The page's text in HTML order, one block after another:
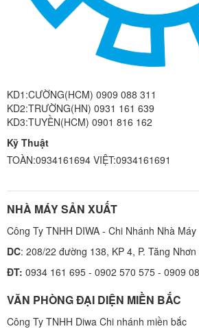
KD1:CƯỜNG(HCM) 0909 088 311
KD2:TRƯỜNG(HN) 0931 161 639
KD3:TUYỀN(HCM) 0901 816 162
Kỹ Thuật
TOÀN:0934161694 VIỆT:0934161691
NHÀ MÁY SẢN XUẤT
Công Ty TNHH DIWA - Chi Nhánh Nhà Máy
DC: 208/22 đường 138, KP 4, P. Tăng
ĐT: 0934 161 695 - 0902 570 575 - 0909
VĂN PHÒNG ĐẠI DIỆN MIỀN BẮC
Công Ty TNHH Diwa Chi nhánh miền bắc